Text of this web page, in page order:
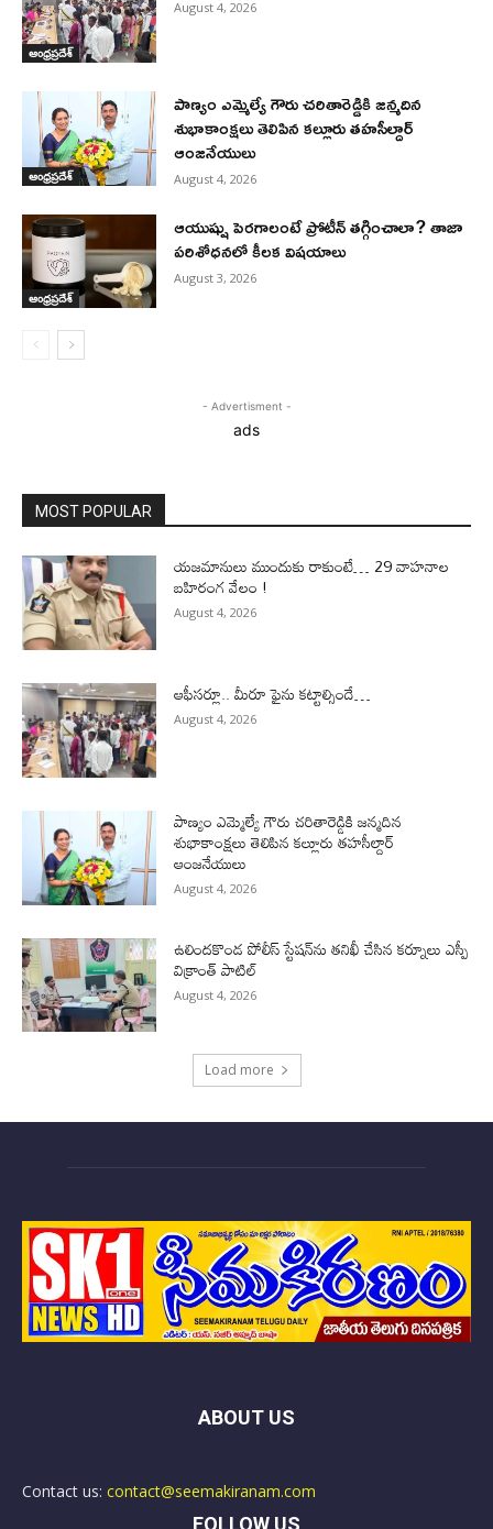
ఆంధ్రప్రదేశ్
August 4, 2026
ఆంధ్రప్రదేశ్
పాణ్యం ఎమ్మెల్యే గౌరు చరితారెడ్డికి జన్మదిన
శుభాకాంక్షలు తెలిపిన కల్లూరు తహసీల్దార్
ఆంజనేయులు
August 4, 2026
ఆంధ్రప్రదేశ్
ఆయుష్షు పెరగాలంటే ప్రోటీన్ తగ్గించాలా? తాజా
పరిశోధనలో కీలక విషయాలు
August 3, 2026
- Advertisment -
ads
MOST POPULAR
యజమానులు ముందుకు రాకుంటే… 29 వాహనాల
బహిరంగ వేలం !
August 4, 2026
ఆఫీసర్లూ.. మీరూ ఫైను కట్టాల్సిందే…
August 4, 2026
పాణ్యం ఎమ్మెల్యే గౌరు చరితారెడ్డికి జన్మదిన
శుభాకాంక్షలు తెలిపిన కల్లూరు తహసీల్దార్
ఆంజనేయులు
August 4, 2026
ఉలిందకొండ పోలీస్ స్టేషన్‌ను తనిఖీ చేసిన కర్నూలు ఎస్పీ
విక్రాంత్ పాటిల్
August 4, 2026
Load more
ABOUT US
Contact us: contact@seemakiranam.com
FOLLOW US